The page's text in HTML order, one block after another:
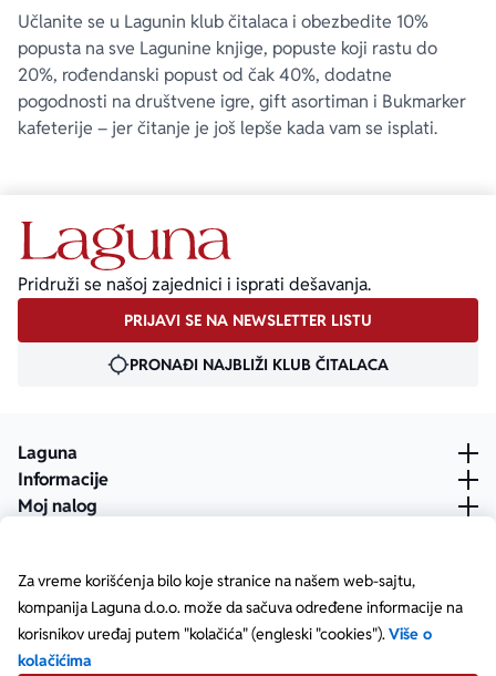
Za vreme korišćenja bilo koje stranice na našem web-sajtu,
kompanija Laguna d.o.o. može da sačuva određene informacije na
korisnikov uređaj putem "kolačića" (engleski "cookies").Više o
kolačićima
Učlanite se u Lagunin klub čitalaca i obezbedite 10%
popusta na sve Lagunine knjige, popuste koji rastu do
20%, rođendanski popust od čak 40%, dodatne
pogodnosti na društvene igre, gift asortiman i Bukmarker
kafeterije – jer čitanje je još lepše kada vam se isplati.
Pridruži se našoj zajednici i isprati dešavanja.
PRIJAVI SE NA NEWSLETTER LISTU
PRONAĐI NAJBLIŽI KLUB ČITALACA
Laguna
Informacije
Moj nalog